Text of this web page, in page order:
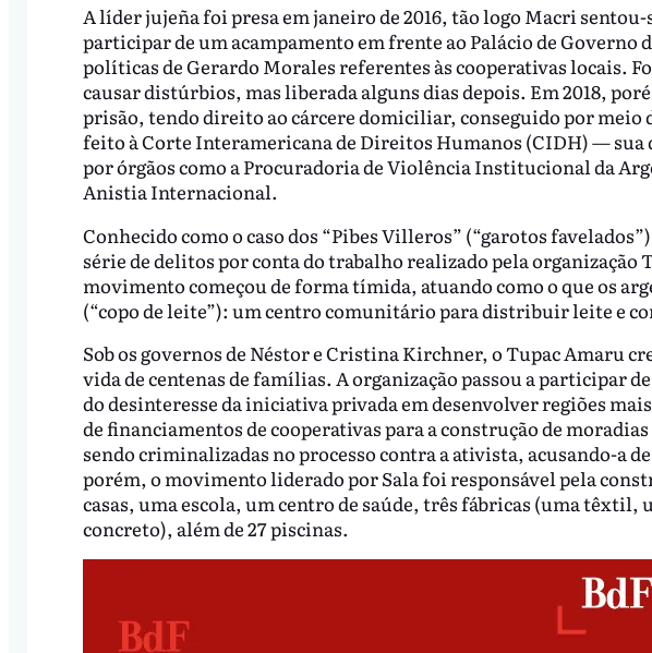
A líder jujeña foi presa em janeiro de 2016, tão logo Macri
participar de um acampamento em frente ao Palácio de Governo
políticas de Gerardo Morales referentes às cooperativas locais.
causar distúrbios, mas liberada alguns dias depois. Em 2018,
prisão, tendo direito ao cárcere domiciliar, conseguido por meio
feito à Corte Interamericana de Direitos Humanos (CIDH) — sua
por órgãos como a Procuradoria de Violência Institucional da
Anistia Internacional.
Conhecido como o caso dos “Pibes Villeros” (“garotos
série de delitos por conta do trabalho realizado pela
movimento começou de forma tímida, atuando como o que os
(“copo de leite”): um centro comunitário para distribuir leite e
Sob os governos de Néstor e Cristina Kirchner, o Tupac Amaru
vida de centenas de famílias. A organização passou a participar
do desinteresse da iniciativa privada em desenvolver regiões
de financiamentos de cooperativas para a construção de
sendo criminalizadas no processo contra a ativista, acusando-a
porém, o movimento liderado por Sala foi responsável pela
casas, uma escola, um centro de saúde, três fábricas (uma têxtil,
concreto), além de 27 piscinas.